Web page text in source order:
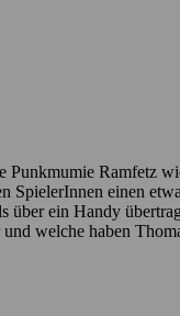
Punkmumie Ramfetz
SpielerInnen einen
über ein Handy
welche haben